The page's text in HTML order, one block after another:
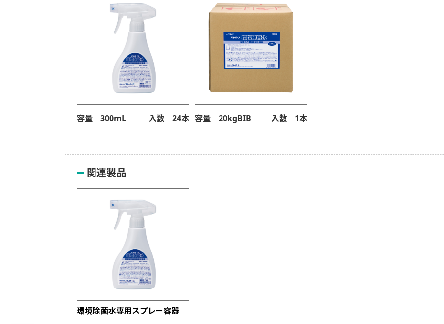
容量 300mL 入数 24本 容量 20kgBIB 入数 1本
関連製品
環境除菌水専用スプレー容器